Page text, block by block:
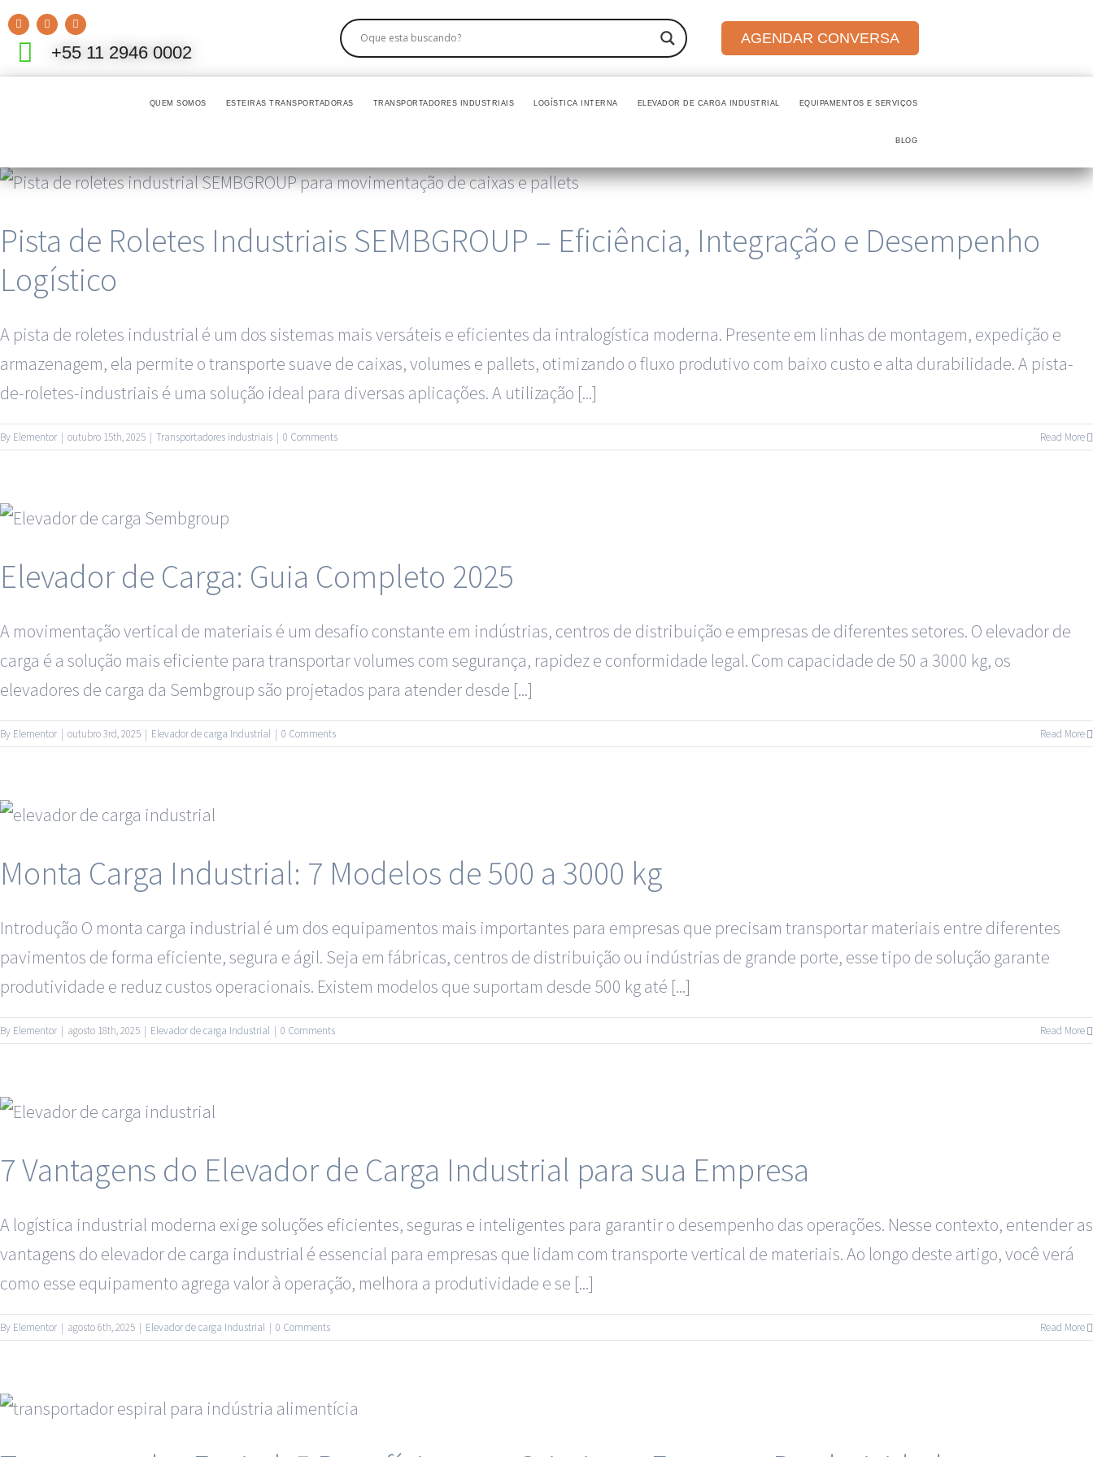
+55 11 2946 0002
AGENDAR CONVERSA
QUEM SOMOS ESTEIRAS TRANSPORTADORAS TRANSPORTADORES INDUSTRIAIS LOGÍSTICA INTERNA ELEVADOR DE CARGA INDUSTRIAL EQUIPAMENTOS E SERVIÇOS
BLOG
Pista de Roletes Industriais SEMBGROUP – Eficiência, Integração e Desempenho
Logístico
A pista de roletes industrial é um dos sistemas mais versáteis e eficientes da intralogística moderna. Presente em linhas de montagem, expedição e
armazenagem, ela permite o transporte suave de caixas, volumes e pallets, otimizando o fluxo produtivo com baixo custo e alta durabilidade. A pista-
de-roletes-industriais é uma solução ideal para diversas aplicações. A utilização [...]
By Elementor | outubro 15th, 2025 | Transportadores industriais | 0 Comments Read More
Elevador de Carga: Guia Completo 2025
A movimentação vertical de materiais é um desafio constante em indústrias, centros de distribuição e empresas de diferentes setores. O elevador de
carga é a solução mais eficiente para transportar volumes com segurança, rapidez e conformidade legal. Com capacidade de 50 a 3000 kg, os
elevadores de carga da Sembgroup são projetados para atender desde [...]
By Elementor | outubro 3rd, 2025 | Elevador de carga Industrial | 0 Comments Read More
Monta Carga Industrial: 7 Modelos de 500 a 3000 kg
Introdução O monta carga industrial é um dos equipamentos mais importantes para empresas que precisam transportar materiais entre diferentes
pavimentos de forma eficiente, segura e ágil. Seja em fábricas, centros de distribuição ou indústrias de grande porte, esse tipo de solução garante
produtividade e reduz custos operacionais. Existem modelos que suportam desde 500 kg até [...]
By Elementor | agosto 18th, 2025 | Elevador de carga Industrial | 0 Comments Read More
7 Vantagens do Elevador de Carga Industrial para sua Empresa
A logística industrial moderna exige soluções eficientes, seguras e inteligentes para garantir o desempenho das operações. Nesse contexto, entender as
vantagens do elevador de carga industrial é essencial para empresas que lidam com transporte vertical de materiais. Ao longo deste artigo, você verá
como esse equipamento agrega valor à operação, melhora a produtividade e se [...]
By Elementor | agosto 6th, 2025 | Elevador de carga Industrial | 0 Comments Read More